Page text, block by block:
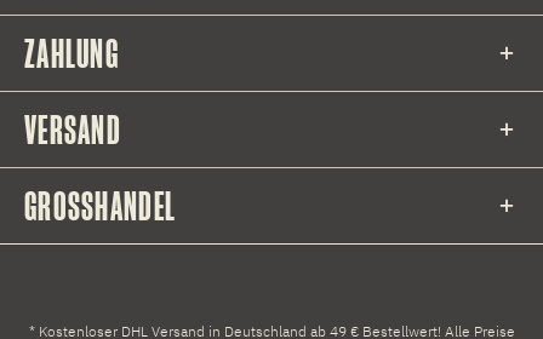
ZAHLUNG
VERSAND
GROSSHANDEL
* Kostenloser DHL Versand in Deutschland ab 49 € Bestellwert! Alle Preise